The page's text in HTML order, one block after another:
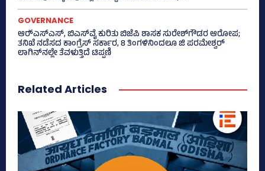
GOVERNANCE
ಆರ್‍‌ಎಸ್‌ಎಸ್‌, ಬಿಎಸ್‌ವೈ ಕುರಿತು ಬಿಜೆಪಿ ಶಾಸಕ ಸುರೇಶ್‌ಗೌಡರ ಆರೋಪ;
ತನಿಖೆ ನಡೆಸದ ಕಾಂಗ್ರೆಸ್‌ ಸರ್ಕಾರ, 8 ತಿಂಗಳಿನಿಂದಲೂ ಜಿ ಪರಮೇಶ್ವರ್
ಲಾಗಿನ್‌ನಲ್ಲೇ ತೆವಳುತ್ತಿದೆ ಟಿಪ್ಪಣಿ
Related Articles